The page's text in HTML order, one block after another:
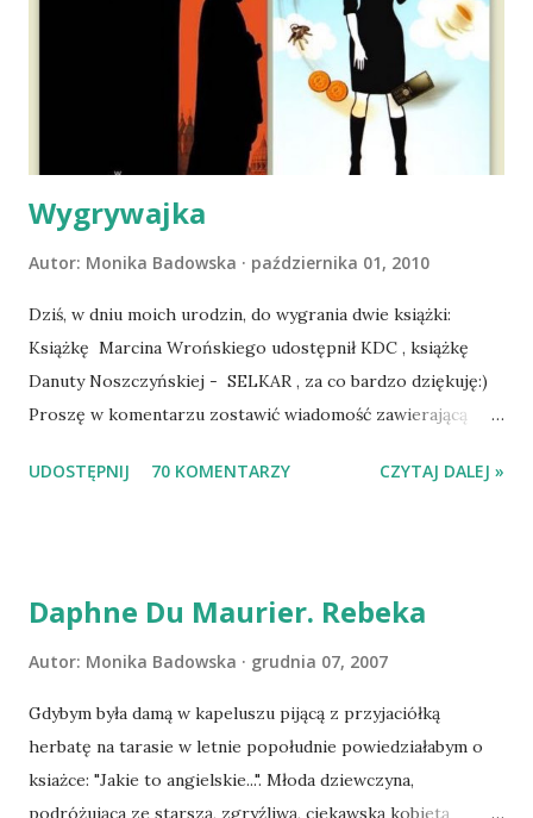
atak padaczki, co spowodowało, że wyjazd odwołaliśmy,
wdrożyliśmy leczenie i od nowa zaczęliśmy oswajać z nami i
wspólnym życiem zdezorientowanego chorobą psa. Udało
się ustabilizować zawirowania zdrowotne i wówczas
zaczęliśmy się cieszyć sobą wzajemnie już na 100%.
Dopier...
Wygrywajka
Autor: Monika Badowska października 01, 2010
Dziś, w dniu moich urodzin, do wygrania dwie książki:
Książkę Marcina Wrońskiego udostępnił KDC , książkę
Danuty Noszczyńskiej - SELKAR , za co bardzo dziękuję:)
Proszę w komentarzu zostawić wiadomość zawierającą
Losowanie odbędzie się w niedzielę o 8:00. Zapraszam
UDOSTĘPNIJ 70 KOMENTARZY CZYTAJ DALEJ »
Daphne Du Maurier. Rebeka
Autor: Monika Badowska grudnia 07, 2007
Gdybym była damą w kapeluszu pijącą z przyjaciółką
herbatę na tarasie w letnie popołudnie powiedziałabym o
ksiażce: "Jakie to angielskie...". Młoda dziewczyna,
podróżująca ze starszą, zgryźliwą, ciekawską kobietą